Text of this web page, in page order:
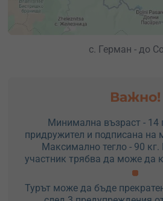
с. Герман - до
Важно!
Минимална възраст - 14
придружител и подписана на
Максимално тегло - 90
участник трябва да може да
Турът може да бъде